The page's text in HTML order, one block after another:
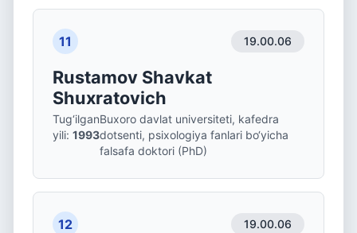
11 19.00.06
Rustamov Shavkat
Shuxratovich
Tug‘ilgan
yili: 1993
Buxoro davlat universiteti, kafedra
dotsenti, psixologiya fanlari bo‘yicha
falsafa doktori (PhD)
12 19.00.06